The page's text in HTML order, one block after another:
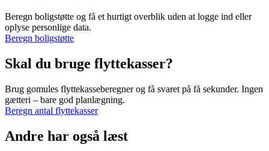
Beregn boligstøtte og få et hurtigt overblik uden at logge ind eller
oplyse personlige data.
Beregn boligstøtte
Skal du bruge flyttekasser?
Brug gomules flyttekasseberegner og få svaret på få sekunder. Ingen
gætteri – bare god planlægning.
Beregn antal flyttekasser
Andre har også læst